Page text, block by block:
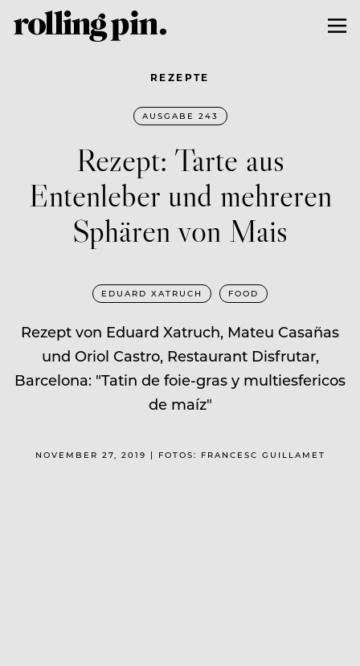
REZEPTE
AUSGABE 243
Rezept: Tarte aus
Entenleber und mehreren
Sphären von Mais
EDUARD XATRUCH FOOD
Rezept von Eduard Xatruch, Mateu Casañas
und Oriol Castro, Restaurant Disfrutar,
Barcelona: "Tatin de foie-gras y multiesfericos
de maíz"
NOVEMBER 27, 2019 | FOTOS: FRANCESC GUILLAMET